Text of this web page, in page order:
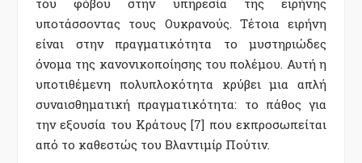
υποτάσσοντας τους Ουκρανούς. Τέτοια ειρήνη
είναι στην πραγματικότητα το μυστηριώδες
όνομα της κανονικοποίησης του πολέμου. Αυτή η
υποτιθέμενη πολυπλοκότητα κρύβει μια απλή
συναισθηματική πραγματικότητα: το πάθος για
την εξουσία του Κράτους [7] που εκπροσωπείται
από το καθεστώς του Βλαντιμίρ Πούτιν.